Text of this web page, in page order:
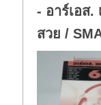
- อาร์เอส.
สวย /